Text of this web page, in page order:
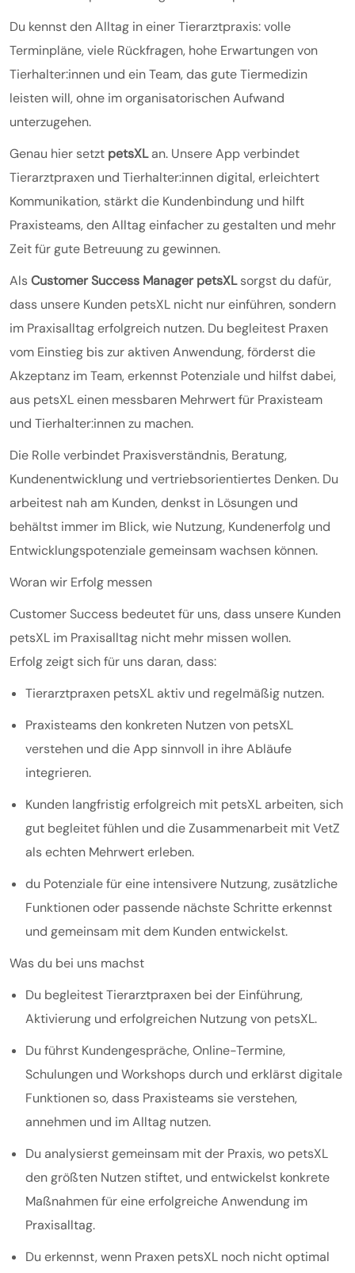
Du kennst den Alltag in einer Tierarztpraxis: volle
Terminpläne, viele Rückfragen, hohe Erwartungen von
Tierhalter:innen und ein Team, das gute Tiermedizin
leisten will, ohne im organisatorischen Aufwand
unterzugehen.
Genau hier setzt petsXLan. Unsere App verbindet
Tierarztpraxen und Tierhalter:innen digital, erleichtert
Kommunikation, stärkt die Kundenbindung und hilft
Praxisteams, den Alltag einfacher zu gestalten und mehr
Zeit für gute Betreuung zu gewinnen.
AlsCustomer Success Manager petsXLsorgst du dafür,
dass unsere Kunden petsXL nicht nur einführen, sondern
im Praxisalltag erfolgreich nutzen. Du begleitest Praxen
vom Einstieg bis zur aktiven Anwendung, förderst die
Akzeptanz im Team, erkennst Potenziale und hilfst dabei,
aus petsXL einen messbaren Mehrwert für Praxisteam
und Tierhalter:innen zu machen.
Die Rolle verbindet Praxisverständnis, Beratung,
Kundenentwicklung und vertriebsorientiertes Denken. Du
arbeitest nah am Kunden, denkst in Lösungen und
behältst immer im Blick, wie Nutzung, Kundenerfolg und
Entwicklungspotenziale gemeinsam wachsen können.
Woran wir Erfolg messen
Customer Success bedeutet für uns, dass unsere Kunden
petsXL im Praxisalltag nicht mehr missen wollen.
Erfolg zeigt sich für uns daran, dass:
Tierarztpraxen petsXL aktiv und regelmäßig nutzen.
Praxisteams den konkreten Nutzen von petsXL
verstehen und die App sinnvoll in ihre Abläufe
integrieren.
Kunden langfristig erfolgreich mit petsXL arbeiten, sich
gut begleitet fühlen und die Zusammenarbeit mit VetZ
als echten Mehrwert erleben.
du Potenziale für eine intensivere Nutzung, zusätzliche
Funktionen oder passende nächste Schritte erkennst
und gemeinsam mit dem Kunden entwickelst.
Was du bei uns machst
Du begleitest Tierarztpraxen bei der Einführung,
Aktivierung und erfolgreichen Nutzung von petsXL.
Du führst Kundengespräche, Online-Termine,
Schulungen und Workshops durch und erklärst digitale
Funktionen so, dass Praxisteams sie verstehen,
annehmen und im Alltag nutzen.
Du analysierst gemeinsam mit der Praxis, wo petsXL
den größten Nutzen stiftet, und entwickelst konkrete
Maßnahmen für eine erfolgreiche Anwendung im
Praxisalltag.
Du erkennst, wenn Praxen petsXL noch nicht optimal